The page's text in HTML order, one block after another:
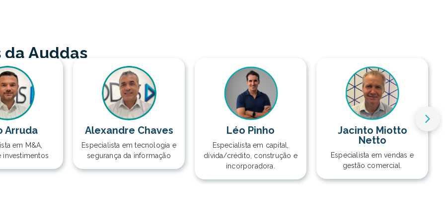
da Auddas
Arruda
em M&A,
investimentos
Alexandre Chaves
Especialista em tecnologia e
segurança da informação
Léo Pinho
Especialista em capital,
dívida/crédito, construção e
incorporadora.
Jacinto Miotto
Netto
Especialista em vendas e
gestão comercial.